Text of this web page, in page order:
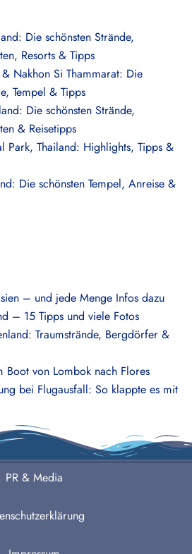
Die schönsten Strände,
Resorts & Tipps
Nakhon Si Thammarat: Die
Tempel & Tipps
Die schönsten Strände,
& Reisetipps
Park, Thailand: Highlights, Tipps &
Die schönsten Tempel, Anreise &
– und jede Menge Infos dazu
– 15 Tipps und viele Fotos
Traumstrände, Bergdörfer &
von Lombok nach Flores
bei Flugausfall: So klappte es mit
PR & Media